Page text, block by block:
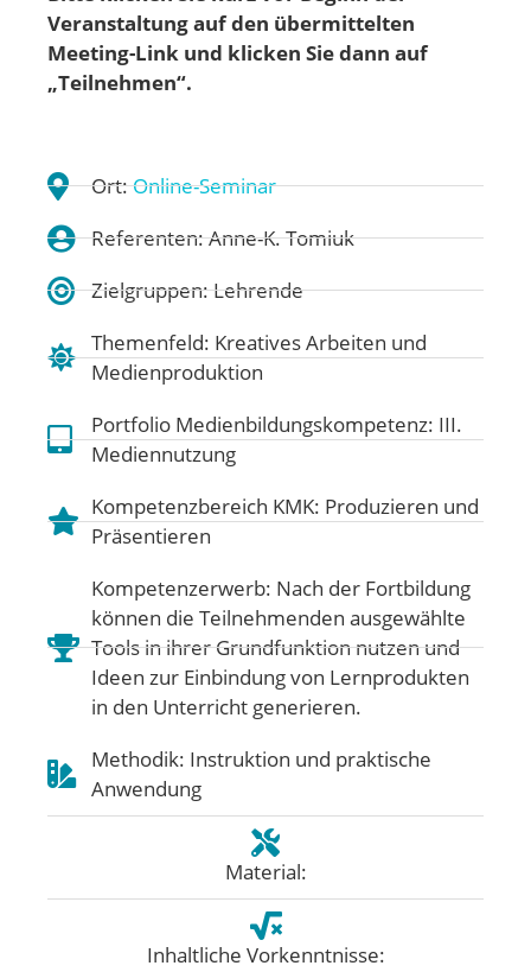
Veranstaltung auf den übermittelten
Meeting-Link und klicken Sie dann auf
„Teilnehmen“.
Ort:Online-Seminar
Referenten: Anne-K. Tomiuk
Zielgruppen: Lehrende
Themenfeld: Kreatives Arbeiten und
Medienproduktion
Portfolio Medienbildungskompetenz: III.
Mediennutzung
Kompetenzbereich KMK: Produzieren und
Präsentieren
Kompetenzerwerb: Nach der Fortbildung
können die Teilnehmenden ausgewählte
Tools in ihrer Grundfunktion nutzen und
Ideen zur Einbindung von Lernprodukten
in den Unterricht generieren.
Methodik: Instruktion und praktische
Anwendung
Material:
Inhaltliche Vorkenntnisse: